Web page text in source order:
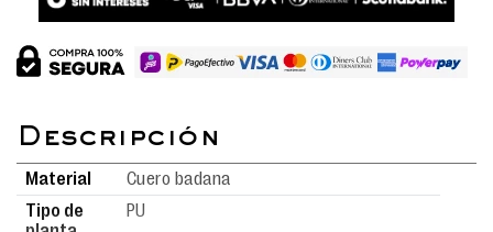
Material
Cuero badana
Tipo de
PU